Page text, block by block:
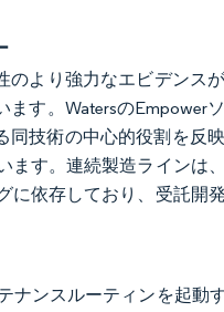
より強力なエビデンス
す。WatersのEmpower
技術の中心的役割を反
す。連続製造ラインは
依存しており、受託開
ナンスルーティンを起動